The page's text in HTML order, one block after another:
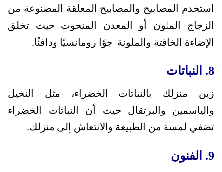
استخدم المصابيح والمصابيح المعلقة المصنوعة من
الزجاج الملون أو المعدن المنحوت حيث تخلق
الإضاءة الخافتة والملونة جوًا رومانسيًا ودافئًا.
8. النباتات
زين منزلك بالنباتات الخضراء، مثل النخيل
والياسمين والبرتقال حيث أن النباتات الخضراء
تضفي لمسة من الطبيعة والانتعاش إلى منزلك.
9. الفنون